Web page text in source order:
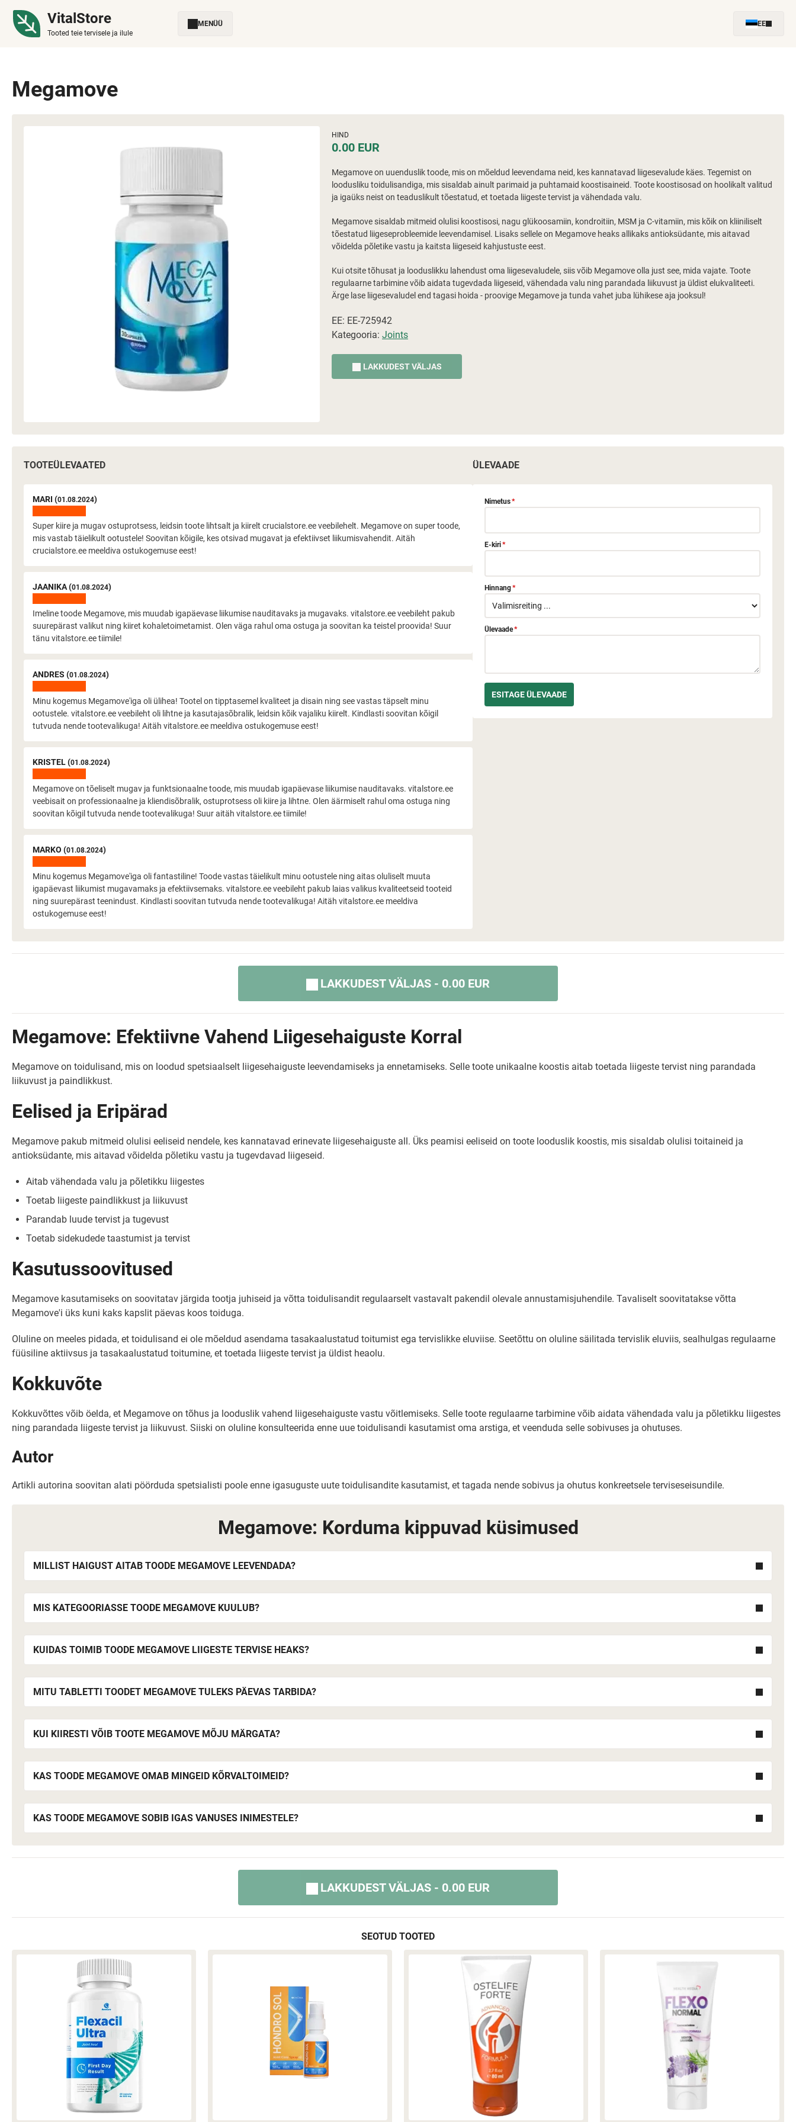
VitalStore
Tooted teie tervisele ja ilule
MENÜÜ EE
Megamove
HIND
0.00 EUR
Megamove on uuenduslik toode, mis on mõeldud leevendama neid, kes kannatavad liigesevalude käes. Tegemist on
loodusliku toidulisandiga, mis sisaldab ainult parimaid ja puhtamaid koostisaineid. Toote koostisosad on hoolikalt valitud
ja igaüks neist on teaduslikult tõestatud, et toetada liigeste tervist ja vähendada valu.
Megamove sisaldab mitmeid olulisi koostisosi, nagu glükoosamiin, kondroitiin, MSM ja C-vitamiin, mis kõik on kliiniliselt
tõestatud liigeseprobleemide leevendamisel. Lisaks sellele on Megamove heaks allikaks antioksüdante, mis aitavad
võidelda põletike vastu ja kaitsta liigeseid kahjustuste eest.
Kui otsite tõhusat ja looduslikku lahendust oma liigesevaludele, siis võib Megamove olla just see, mida vajate. Toote
regulaarne tarbimine võib aidata tugevdada liigeseid, vähendada valu ning parandada liikuvust ja üldist elukvaliteeti.
Ärge lase liigesevaludel end tagasi hoida - proovige Megamove ja tunda vahet juba lühikese aja jooksul!
EE: EE-725942
Kategooria: Joints
LAKKUDEST VÄLJAS
TOOTEÜLEVAATED
MARI (01.08.2024)
Super kiire ja mugav ostuprotsess, leidsin toote lihtsalt ja kiirelt crucialstore.ee veebilehelt. Megamove on super toode,
mis vastab täielikult ootustele! Soovitan kõigile, kes otsivad mugavat ja efektiivset liikumisvahendit. Aitäh
crucialstore.ee meeldiva ostukogemuse eest!
JAANIKA (01.08.2024)
Imeline toode Megamove, mis muudab igapäevase liikumise nauditavaks ja mugavaks. vitalstore.ee veebileht pakub
suurepärast valikut ning kiiret kohaletoimetamist. Olen väga rahul oma ostuga ja soovitan ka teistel proovida! Suur
tänu vitalstore.ee tiimile!
ANDRES (01.08.2024)
Minu kogemus Megamove'iga oli ülihea! Tootel on tipptasemel kvaliteet ja disain ning see vastas täpselt minu
ootustele. vitalstore.ee veebileht oli lihtne ja kasutajasõbralik, leidsin kõik vajaliku kiirelt. Kindlasti soovitan kõigil
tutvuda nende tootevalikuga! Aitäh vitalstore.ee meeldiva ostukogemuse eest!
KRISTEL (01.08.2024)
Megamove on tõeliselt mugav ja funktsionaalne toode, mis muudab igapäevase liikumise nauditavaks. vitalstore.ee
veebisait on professionaalne ja kliendisõbralik, ostuprotsess oli kiire ja lihtne. Olen äärmiselt rahul oma ostuga ning
soovitan kõigil tutvuda nende tootevalikuga! Suur aitäh vitalstore.ee tiimile!
MARKO (01.08.2024)
Minu kogemus Megamove'iga oli fantastiline! Toode vastas täielikult minu ootustele ning aitas oluliselt muuta
igapäevast liikumist mugavamaks ja efektiivsemaks. vitalstore.ee veebileht pakub laias valikus kvaliteetseid tooteid
ning suurepärast teenindust. Kindlasti soovitan tutvuda nende tootevalikuga! Aitäh vitalstore.ee meeldiva
ostukogemuse eest!
ÜLEVAADE
Nimetus*
E-kiri*
Hinnang*
Ülevaade*
LAKKUDEST VÄLJAS - 0.00 EUR
Megamove: Efektiivne Vahend Liigesehaiguste Korral
Megamove on toidulisand, mis on loodud spetsiaalselt liigesehaiguste leevendamiseks ja ennetamiseks. Selle toote unikaalne koostis aitab toetada liigeste tervist ning parandada
liikuvust ja paindlikkust.
Eelised ja Eripärad
Megamove pakub mitmeid olulisi eeliseid nendele, kes kannatavad erinevate liigesehaiguste all. Üks peamisi eeliseid on toote looduslik koostis, mis sisaldab olulisi toitaineid ja
antioksüdante, mis aitavad võidelda põletiku vastu ja tugevdavad liigeseid.
Aitab vähendada valu ja põletikku liigestes
Toetab liigeste paindlikkust ja liikuvust
Parandab luude tervist ja tugevust
Toetab sidekudede taastumist ja tervist
Kasutussoovitused
Megamove kasutamiseks on soovitatav järgida tootja juhiseid ja võtta toidulisandit regulaarselt vastavalt pakendil olevale annustamisjuhendile. Tavaliselt soovitatakse võtta
Megamove'i üks kuni kaks kapslit päevas koos toiduga.
Oluline on meeles pidada, et toidulisand ei ole mõeldud asendama tasakaalustatud toitumist ega tervislikke eluviise. Seetõttu on oluline säilitada tervislik eluviis, sealhulgas regulaarne
füüsiline aktiivsus ja tasakaalustatud toitumine, et toetada liigeste tervist ja üldist heaolu.
Kokkuvõte
Kokkuvõttes võib öelda, et Megamove on tõhus ja looduslik vahend liigesehaiguste vastu võitlemiseks. Selle toote regulaarne tarbimine võib aidata vähendada valu ja põletikku liigestes
ning parandada liigeste tervist ja liikuvust. Siiski on oluline konsulteerida enne uue toidulisandi kasutamist oma arstiga, et veenduda selle sobivuses ja ohutuses.
Autor
Artikli autorina soovitan alati pöörduda spetsialisti poole enne igasuguste uute toidulisandite kasutamist, et tagada nende sobivus ja ohutus konkreetsele terviseseisundile.
Megamove: Korduma kippuvad küsimused
MILLIST HAIGUST AITAB TOODE MEGAMOVE LEEVENDADA?
MIS KATEGOORIASSE TOODE MEGAMOVE KUULUB?
KUIDAS TOIMIB TOODE MEGAMOVE LIIGESTE TERVISE HEAKS?
MITU TABLETTI TOODET MEGAMOVE TULEKS PÄEVAS TARBIDA?
KUI KIIRESTI VÕIB TOOTE MEGAMOVE MÕJU MÄRGATA?
KAS TOODE MEGAMOVE OMAB MINGEID KÕRVALTOIMEID?
KAS TOODE MEGAMOVE SOBIB IGAS VANUSES INIMESTELE?
LAKKUDEST VÄLJAS - 0.00 EUR
SEOTUD TOOTED